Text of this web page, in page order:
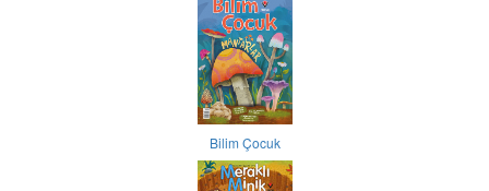
Bilim Çocuk